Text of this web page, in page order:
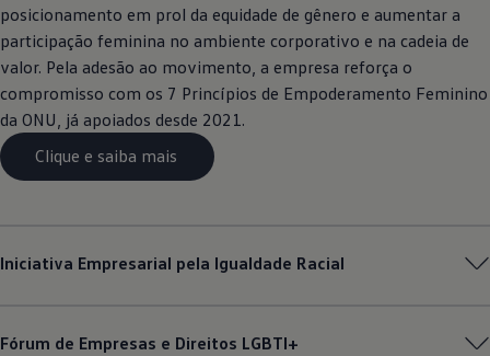
posicionamento em prol da equidade de gênero e aumentar a
participação feminina no ambiente corporativo e na cadeia de
valor. Pela adesão ao movimento, a empresa reforça o
compromisso com os 7 Princípios de Empoderamento Feminino
da ONU, já apoiados desde 2021.
Clique e saiba mais
Iniciativa Empresarial pela Igualdade Racial
Fórum de Empresas e Direitos LGBTI+